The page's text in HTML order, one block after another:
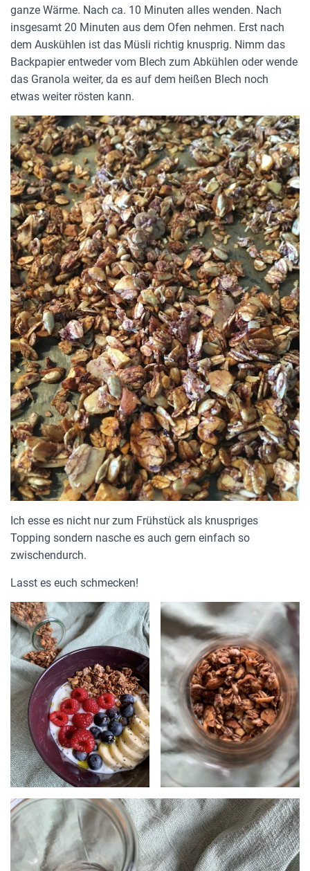
ganze Wärme. Nach ca. 10 Minuten alles wenden. Nach
insgesamt 20 Minuten aus dem Ofen nehmen. Erst nach
dem Auskühlen ist das Müsli richtig knusprig. Nimm das
Backpapier entweder vom Blech zum Abkühlen oder wende
das Granola weiter, da es auf dem heißen Blech noch
etwas weiter rösten kann.
Ich esse es nicht nur zum Frühstück als knuspriges
Topping sondern nasche es auch gern einfach so
zwischendurch.
Lasst es euch schmecken!